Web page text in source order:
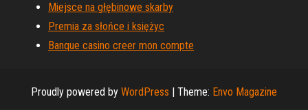
Miejsce na głębinowe skarby
Premia za słońce i księżyc
Banque casino creer mon compte
Proudly powered by WordPress | Theme: Envo Magazine